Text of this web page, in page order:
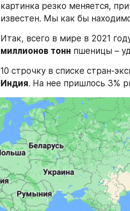
картинка резко меняется,
известен. Мы как бы
Итак, всего в мире в 2021
миллионов тонн пшеницы –
Индия. На нее пришлось 3%